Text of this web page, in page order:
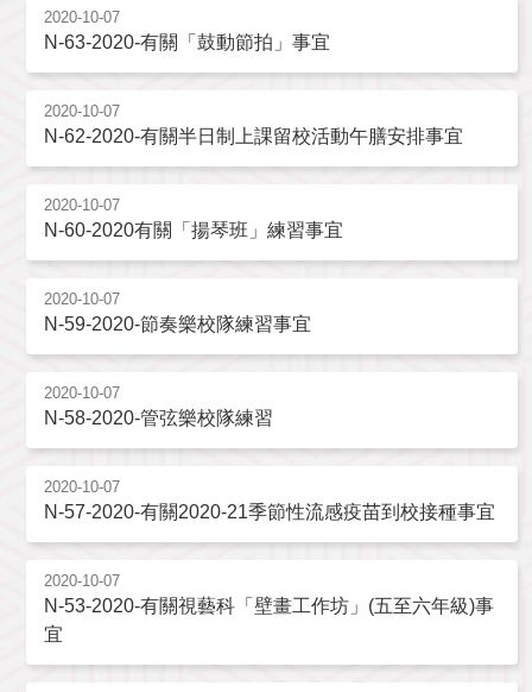
2020-10-07
N-63-2020-有關「鼓動節拍」事宜
2020-10-07
N-62-2020-有關半日制上課留校活動午膳安排事宜
2020-10-07
N-60-2020有關「揚琴班」練習事宜
2020-10-07
N-59-2020-節奏樂校隊練習事宜
2020-10-07
N-58-2020-管弦樂校隊練習
2020-10-07
N-57-2020-有關2020-21季節性流感疫苗到校接種事宜
2020-10-07
N-53-2020-有關視藝科「壁畫工作坊」(五至六年級)事
宜